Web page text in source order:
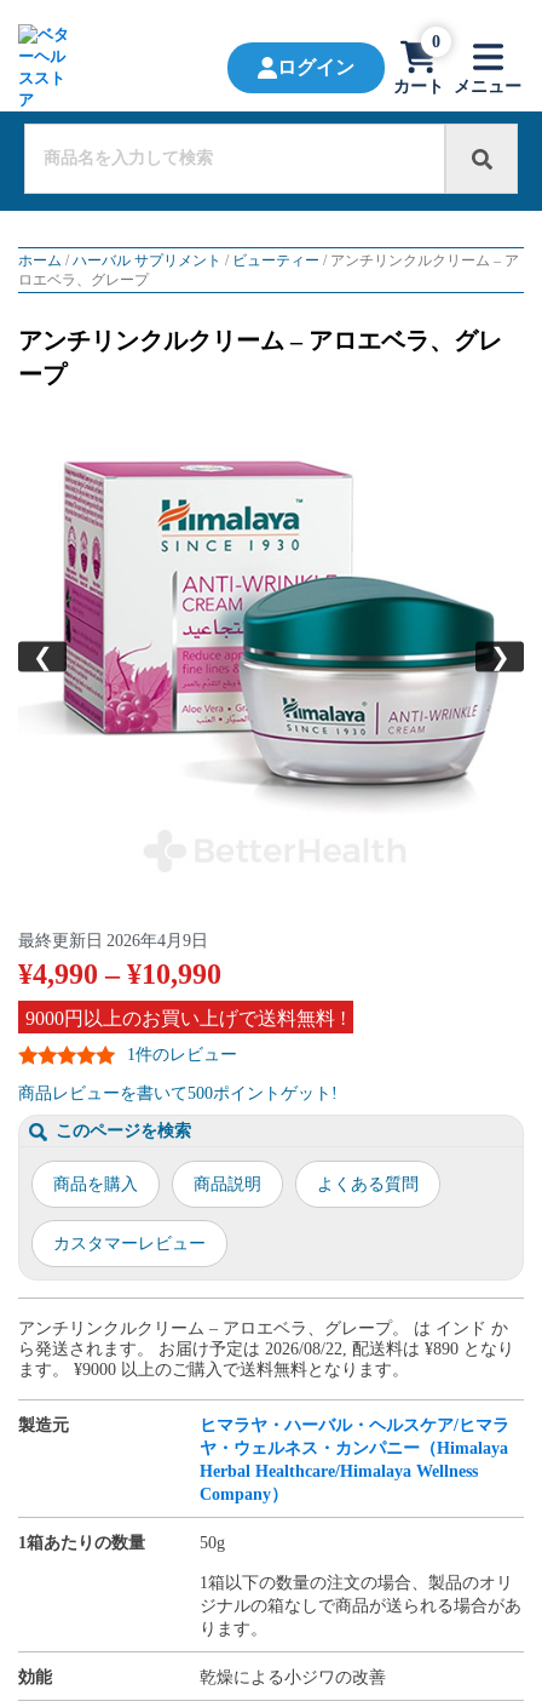
ログイン
カート
0
メニュー
ホーム /ハーバル サプリメント / ビューティー / アンチリンクルクリーム – ア
ロエベラ、グレープ
アンチリンクルクリーム – アロエベラ、グレ
ープ
❮ ❯
¥4,990 –¥10,990
9000円以上のお買い上げで送料無料 !
最終更新日 2026年4月9日
1件のレビュー
商品レビューを書いて500ポイントゲット!
このページを検索
商品を購入 商品説明 よくある質問
カスタマーレビュー
アンチリンクルクリーム – アロエベラ、グレープ。 は インド か
ら発送されます。 お届け予定は 2026/08/22, 配送料は ¥890 となり
ます。 ¥9000 以上のご購入で送料無料となります。
製造元
ヒマラヤ・ハーバル・ヘルスケア/ヒマラ
ヤ・ウェルネス・カンパニー（Himalaya
Herbal Healthcare/Himalaya Wellness
Company）
1箱あたりの数量 50g
1箱以下の数量の注文の場合、製品のオリ
ジナルの箱なしで商品が送られる場合があ
ります。
効能 乾燥による小ジワの改善